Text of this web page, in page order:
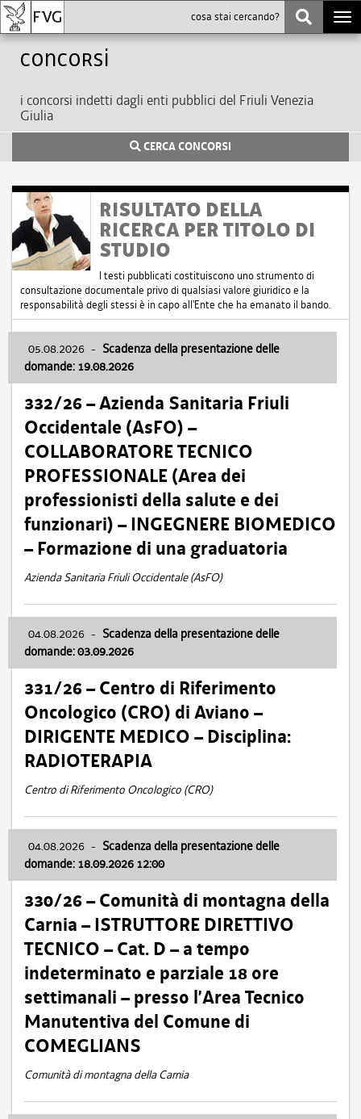
Concorsi
i concorsi indetti dagli enti pubblici del Friuli Venezia
Giulia
CERCA CONCORSI
RISULTATO DELLA
RICERCA PER TITOLO DI
STUDIO
I testi pubblicati costituiscono uno strumento di
consultazione documentale privo di qualsiasi valore giuridico e la
responsabilità degli stessi è in capo all'Ente che ha emanato il bando.
05.08.2026 - Scadenza della presentazione delle
domande: 19.08.2026
332/26 – Azienda Sanitaria Friuli
Occidentale (AsFO) –
COLLABORATORE TECNICO
PROFESSIONALE (Area dei
professionisti della salute e dei
funzionari) – INGEGNERE BIOMEDICO
– Formazione di una graduatoria
Azienda Sanitaria Friuli Occidentale (AsFO)
04.08.2026 - Scadenza della presentazione delle
domande: 03.09.2026
331/26 – Centro di Riferimento
Oncologico (CRO) di Aviano –
DIRIGENTE MEDICO – Disciplina:
RADIOTERAPIA
Centro di Riferimento Oncologico (CRO)
04.08.2026 - Scadenza della presentazione delle
domande: 18.09.2026 12:00
330/26 – Comunità di montagna della
Carnia – ISTRUTTORE DIRETTIVO
TECNICO – Cat. D – a tempo
indeterminato e parziale 18 ore
settimanali – presso l’Area Tecnico
Manutentiva del Comune di
COMEGLIANS
Comunità di montagna della Carnia